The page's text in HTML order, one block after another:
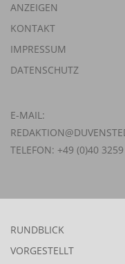
ANZEIGEN
KONTAKT
IMPRESSUM
DATENSCHUTZ
E-MAIL:
TELEFON: +49 (0)40
RUNDBLICK
VORGESTELLT